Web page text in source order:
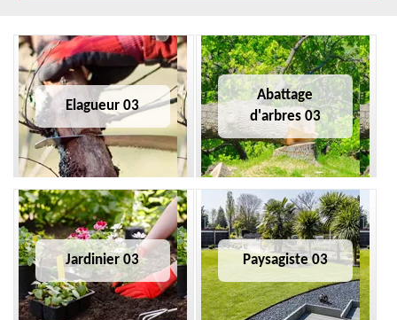
Elagueur 03
Abattage
d'arbres 03
Jardinier 03 Paysagiste 03